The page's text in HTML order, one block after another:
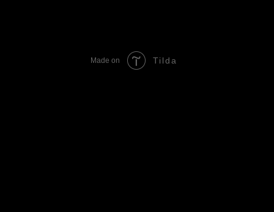
Made on Tilda